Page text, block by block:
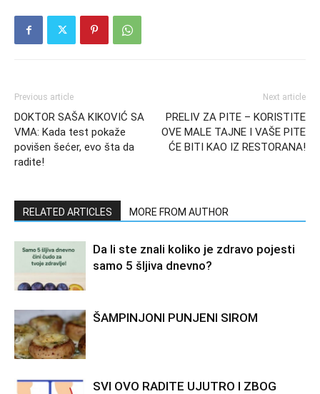
Previous article
DOKTOR SAŠA KIKOVIĆ SA
VMA: Kada test pokaže
povišen šećer, evo šta da
radite!
Next article
PRELIV ZA PITE – KORISTITE
OVE MALE TAJNE I VAŠE PITE
ĆE BITI KAO IZ RESTORANA!
RELATED ARTICLES MORE FROM AUTHOR
Da li ste znali koliko je zdravo pojesti
samo 5 šljiva dnevno?
ŠAMPINJONI PUNJENI SIROM
SVI OVO RADITE UJUTRO I ZBOG